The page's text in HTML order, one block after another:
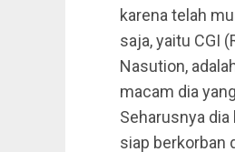
karena telah
saja, yaitu CGI
Nasution,
macam dia
Seharusnya
siap berkorban